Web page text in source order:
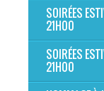
SOIRÉES
21H00
SOIRÉES
21H00